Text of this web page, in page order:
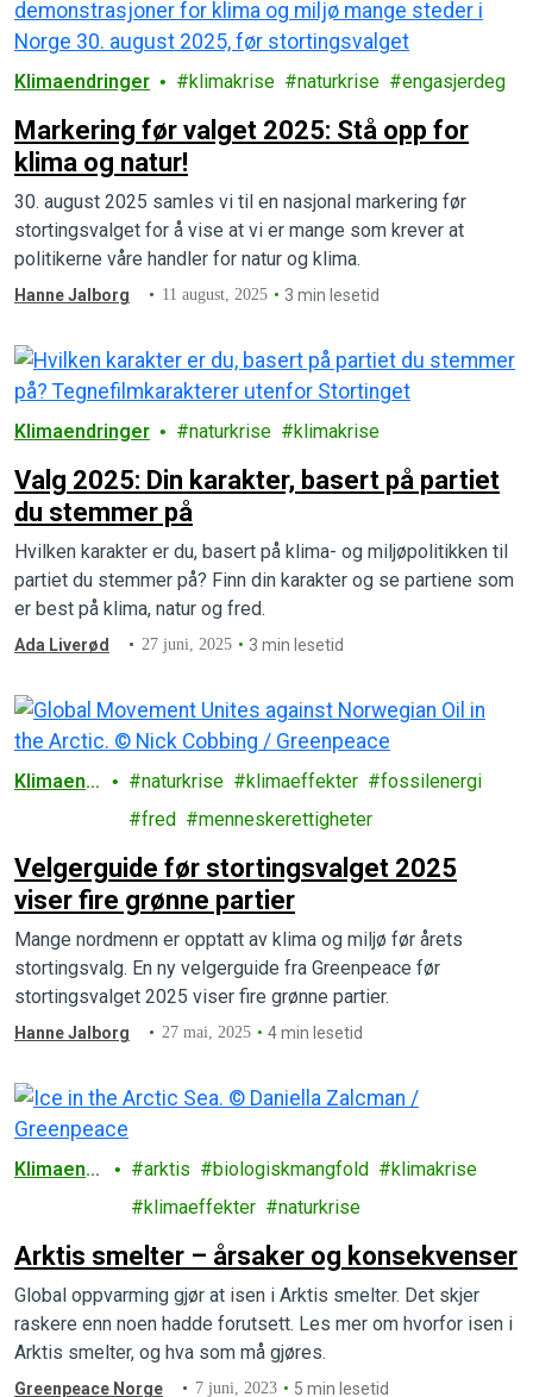
Klimaendringer klimakrise naturkrise engasjerdeg
Markering før valget 2025: Stå opp for
klima og natur!
30. august 2025 samles vi til en nasjonal markering før
stortingsvalget for å vise at vi er mange som krever at
politikerne våre handler for natur og klima.
Hanne Jalborg 11 august, 2025 3 min lesetid
Klimaendringer naturkrise klimakrise
Valg 2025: Din karakter, basert på partiet
du stemmer på
Hvilken karakter er du, basert på klima- og miljøpolitikken til
partiet du stemmer på? Finn din karakter og se partiene som
er best på klima, natur og fred.
Ada Liverød 27 juni, 2025 3 min lesetid
Klimaend
naturkrise klimaeffekter
fossilenergi
fred
menneskerettigheter
Velgerguide før stortingsvalget 2025
viser fire grønne partier
Mange nordmenn er opptatt av klima og miljø før årets
stortingsvalg. En ny velgerguide fra Greenpeace før
stortingsvalget 2025 viser fire grønne partier.
Hanne Jalborg 27 mai, 2025 4 min lesetid
Klimaendr
arktis biologiskmangfold
klimakrise
klimaeffekter
naturkrise
Arktis smelter – årsaker og konsekvenser
Global oppvarming gjør at isen i Arktis smelter. Det skjer
raskere enn noen hadde forutsett. Les mer om hvorfor isen i
Arktis smelter, og hva som må gjøres.
Greenpeace Norge 7 juni, 2023 5 min lesetid